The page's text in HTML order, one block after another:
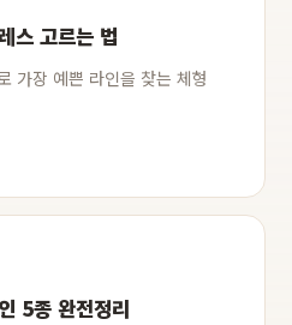
스 고르는 법
가장 예쁜 라인을 찾는 체형
5종 완전정리